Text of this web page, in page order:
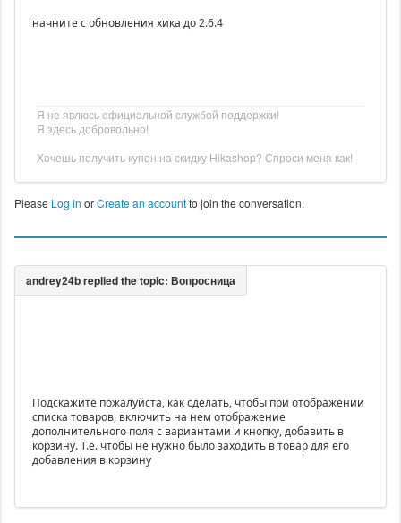
начните с обновления хика до 2.6.4
Я не явлюсь официальной службой поддержки!
Я здесь добровольно!
Хочешь получить купон на скидку Hikashop? Спроси меня как!
Please Log in orCreate an accountto join the conversation.
Подскажите пожалуйста, как сделать, чтобы при отображении
списка товаров, включить на нем отображение
дополнительного поля с вариантами и кнопку, добавить в
корзину. Т.е. чтобы не нужно было заходить в товар для его
добавления в корзину